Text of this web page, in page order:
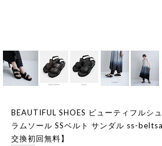
BEAUTIFUL SHOES ビューティフルシ
ラムソール SSベルト サンダル ss-
交換初回無料】